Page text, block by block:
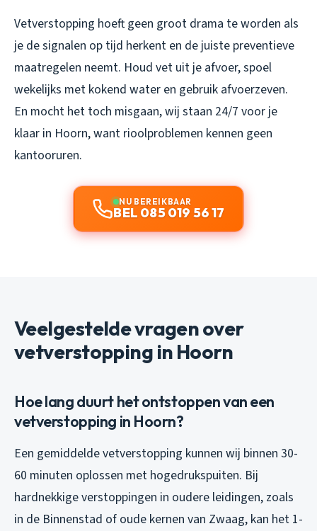
Vetverstopping hoeft geen groot drama te worden als
je de signalen op tijd herkent en de juiste preventieve
maatregelen neemt. Houd vet uit je afvoer, spoel
wekelijks met kokend water en gebruik afvoerzeven.
En mocht het toch misgaan, wij staan 24/7 voor je
klaar in Hoorn, want rioolproblemen kennen geen
kantooruren.
NU BEREIKBAAR
BEL 085 019 56 17
Veelgestelde vragen over
vetverstopping in Hoorn
Hoe lang duurt het ontstoppen van een
vetverstopping in Hoorn?
Een gemiddelde vetverstopping kunnen wij binnen 30-
60 minuten oplossen met hogedrukspuiten. Bij
hardnekkige verstoppingen in oudere leidingen, zoals
in de Binnenstad of oude kernen van Zwaag, kan het 1-